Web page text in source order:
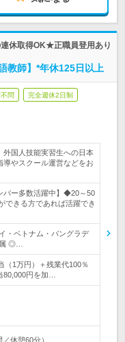
休取得OK★正職員登用あり
教師】*年休125日以上
問 完全週休2日制
外国人技能実習生への日本
やスクール運営などをお
バー多数活躍中】◆20～50
できる方であれば活躍でき
・ベトナム・バングラデ
◎…
（1万円）＋残業代100％
80,000円を加…
休憩60分）